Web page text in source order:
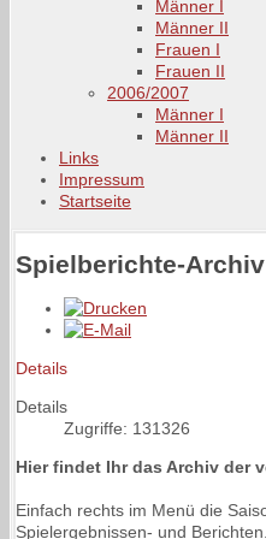
Männer I
Männer II
Frauen I
Frauen II
2006/2007
Männer I
Männer II
Links
Impressum
Startseite
Spielberichte-Archiv
Details
Details
Zugriffe: 131326
Hier findet Ihr das Archiv der
Einfach rechts im Menü die
Spielergebnissen- und Berichten.